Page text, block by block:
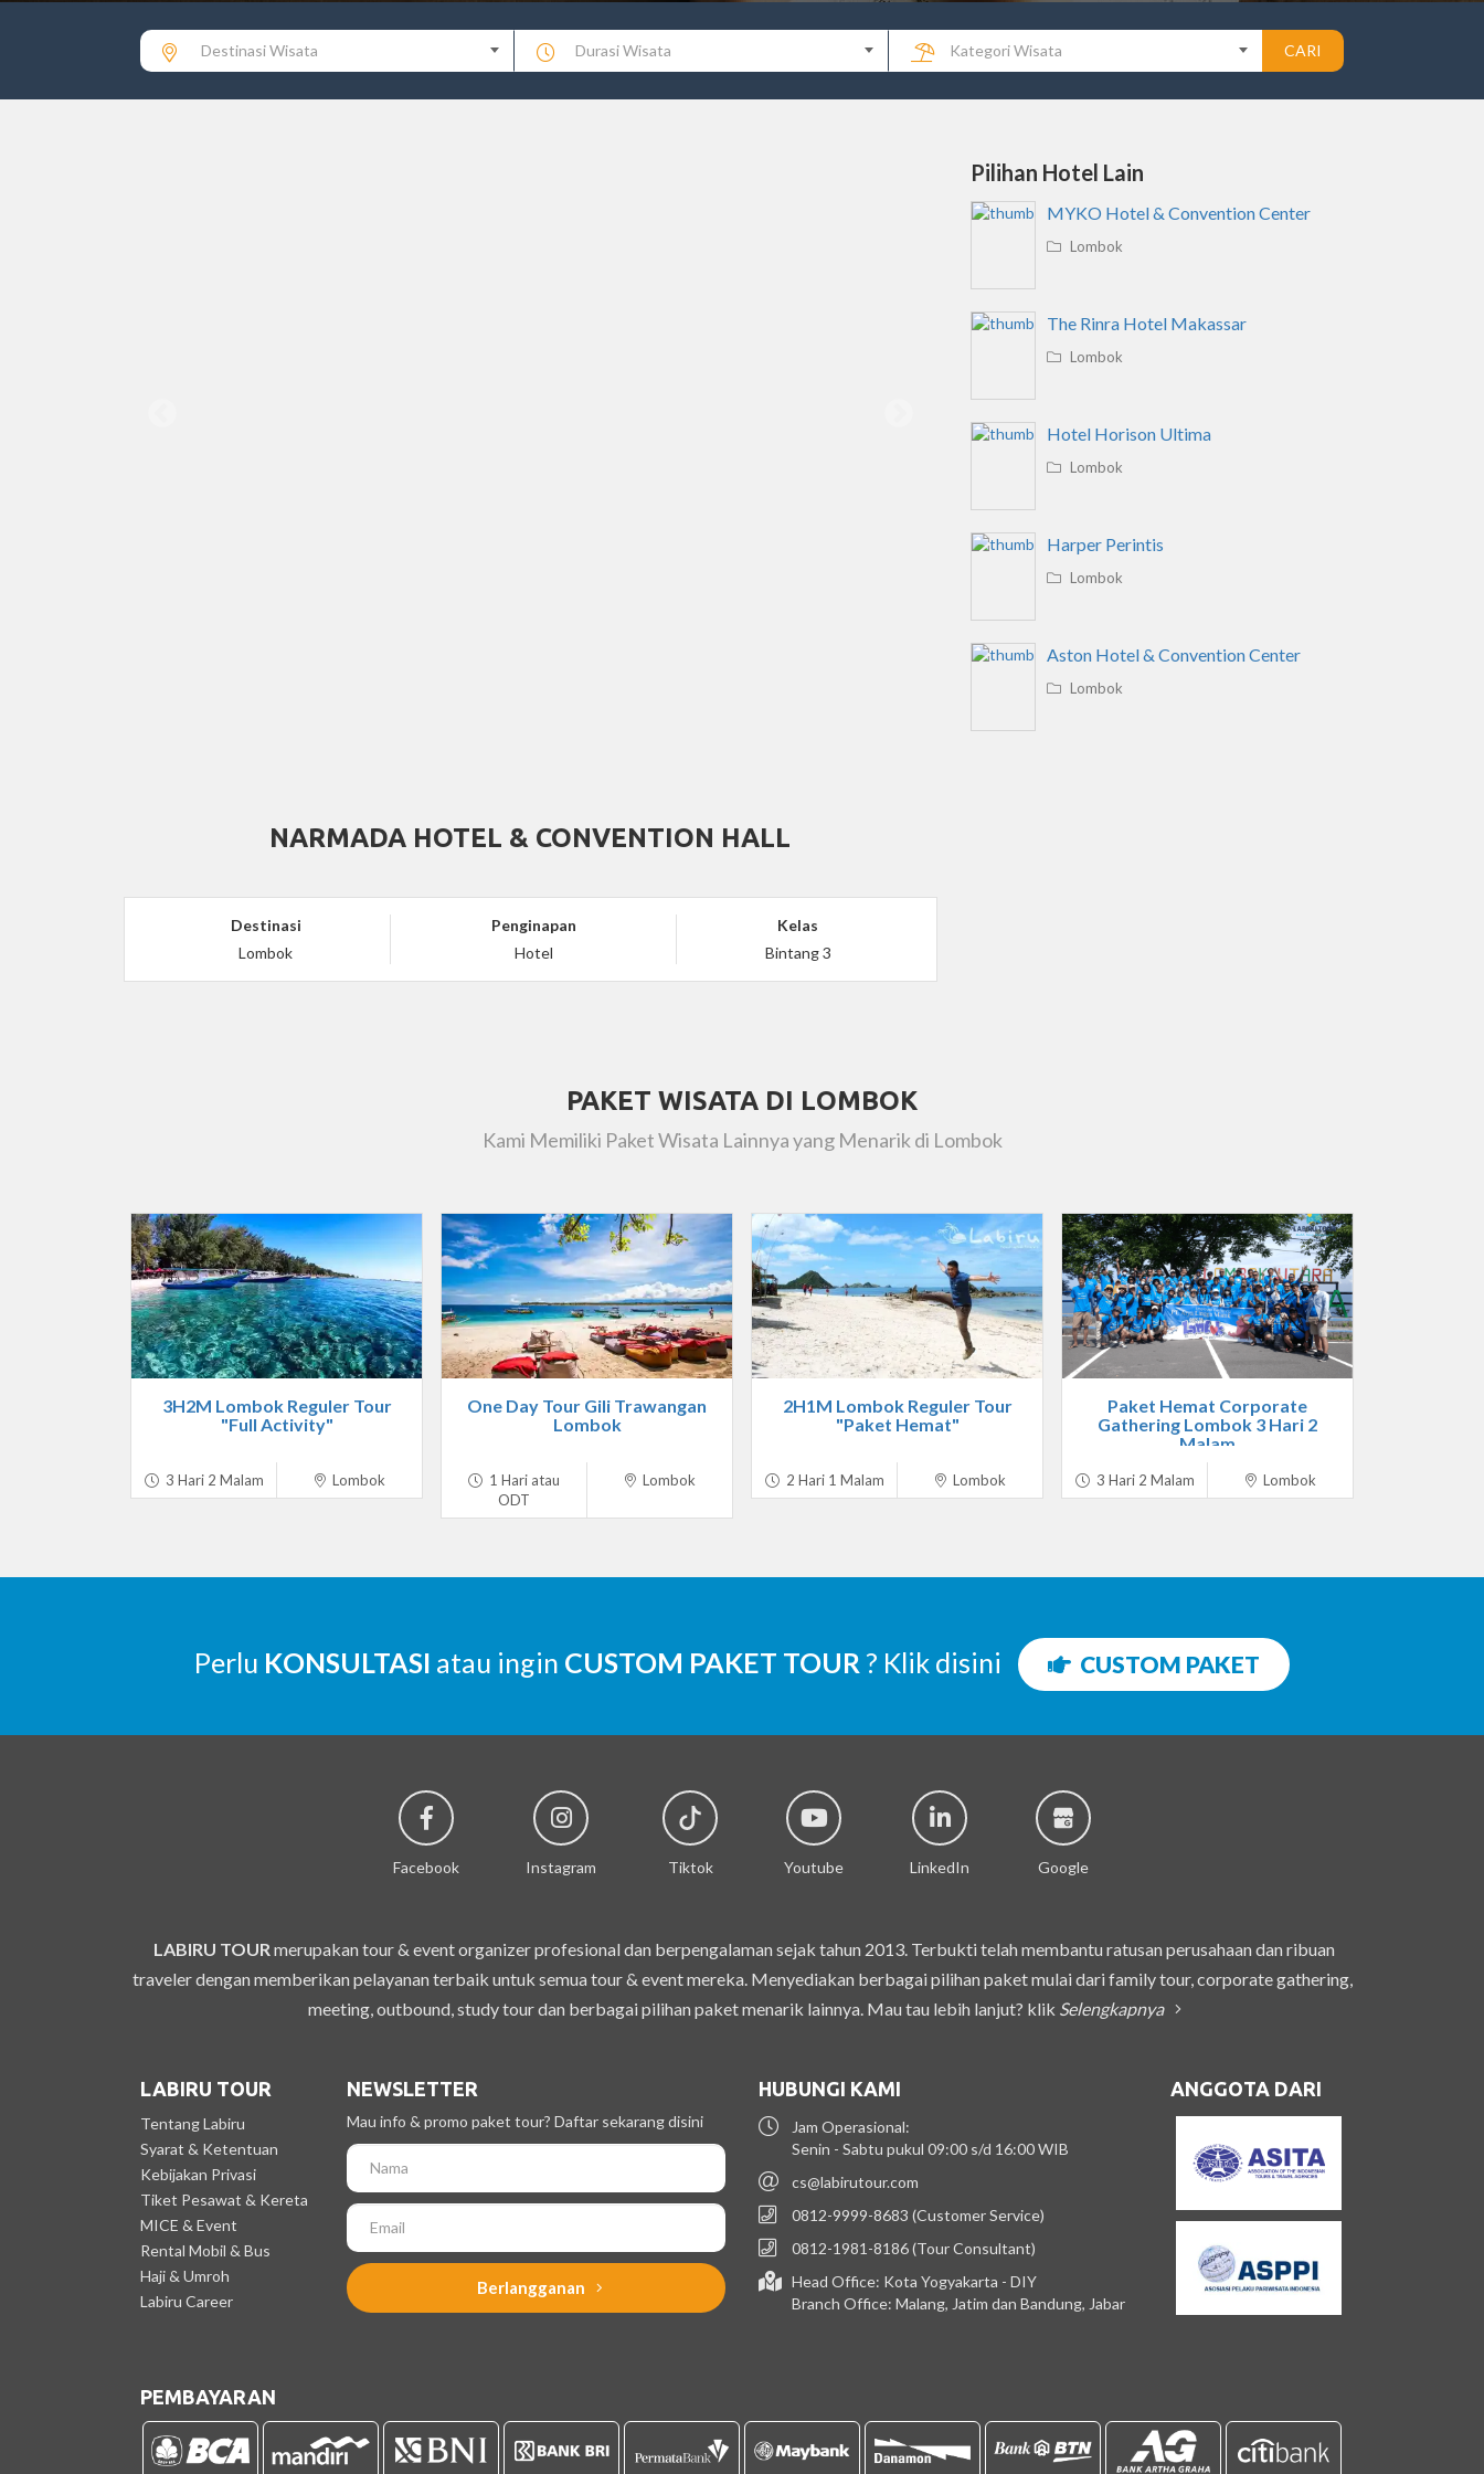
Destinasi Wisata Durasi Wisata Kategori Wisata CARI
NARMADA HOTEL & CONVENTION HALL
Destinasi
Lombok
Penginapan
Hotel
Kelas
Bintang 3
Pilihan Hotel Lain
MYKO Hotel & Convention Center
Lombok
The Rinra Hotel Makassar
Lombok
Hotel Horison Ultima
Lombok
Harper Perintis
Lombok
Aston Hotel & Convention Center
Lombok
PAKET WISATA DI LOMBOK
Kami Memiliki Paket Wisata Lainnya yang Menarik di Lombok
3H2M Lombok Reguler Tour
"Full Activity"
3 Hari 2 Malam Lombok
One Day Tour Gili Trawangan
Lombok
1 Hari atau
ODT
Lombok
2H1M Lombok Reguler Tour
"Paket Hemat"
2 Hari 1 Malam Lombok
Paket Hemat Corporate
Gathering Lombok 3 Hari 2
Malam
3 Hari 2 Malam Lombok
Perlu KONSULTASI atau ingin CUSTOM PAKET TOUR ? Klik disini CUSTOM PAKET
Facebook Instagram Tiktok Youtube LinkedIn Google
LABIRU TOUR merupakan tour & event organizer profesional dan berpengalaman sejak tahun 2013. Terbukti telah membantu ratusan perusahaan dan ribuan
traveler dengan memberikan pelayanan terbaik untuk semua tour & event mereka. Menyediakan berbagai pilihan paket mulai dari family tour, corporate gathering,
meeting, outbound, study tour dan berbagai pilihan paket menarik lainnya. Mau tau lebih lanjut? klik Selengkapnya
LABIRU TOUR
Tentang Labiru
Syarat & Ketentuan
Kebijakan Privasi
Tiket Pesawat & Kereta
MICE & Event
Rental Mobil & Bus
Haji & Umroh
Labiru Career
NEWSLETTER
Mau info & promo paket tour? Daftar sekarang disini
Berlangganan
HUBUNGI KAMI
Jam Operasional:
Senin - Sabtu pukul 09:00 s/d 16:00 WIB
cs@labirutour.com
0812-9999-8683 (Customer Service)
0812-1981-8186 (Tour Consultant)
Head Office: Kota Yogyakarta - DIY
Branch Office: Malang, Jatim dan Bandung, Jabar
ANGGOTA DARI
PEMBAYARAN